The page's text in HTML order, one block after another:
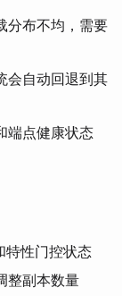
分布不均，需要
会自动回退到其
端点健康状态
特性门控状态
整副本数量